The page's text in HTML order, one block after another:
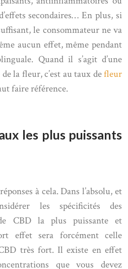
secondaires… En plus, si
le consommateur ne va
aucun effet, même pendant
Quand il s’agit d’une
la fleur, c’est au taux defleur
faire référence.
les plus puissants
à cela. Dans l’absolu, et
les spécificités des
CBD la plus puissante et
effet sera forcément celle
très fort. Il existe en effet
que vous devez